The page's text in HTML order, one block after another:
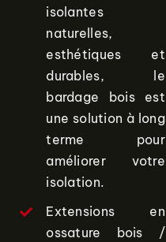
isolantes
naturelles,
esthétiques et
durables, le
bardage bois est
une solution à long
terme pour
améliorer votre
isolation.
Extensions en
ossature bois /